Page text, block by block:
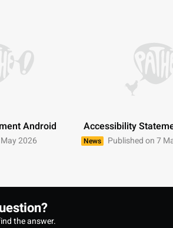
Android
2026
Accessibility
News Published on 7
the answer.